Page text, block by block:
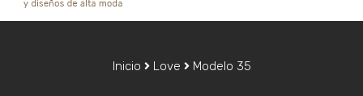
Inicio Love Modelo 35